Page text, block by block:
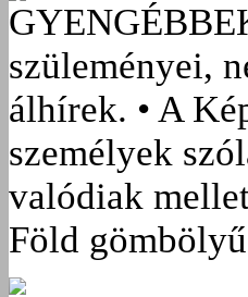
szüleményei,
álhírek. • A
személyek
valódiak
Föld